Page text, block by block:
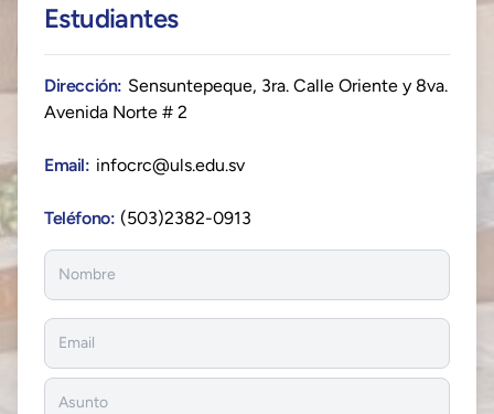
Estudiantes
Dirección: Sensuntepeque, 3ra. Calle Oriente y 8va.
Avenida Norte # 2
Email: infocrc@uls.edu.sv
Teléfono: (503)2382-0913